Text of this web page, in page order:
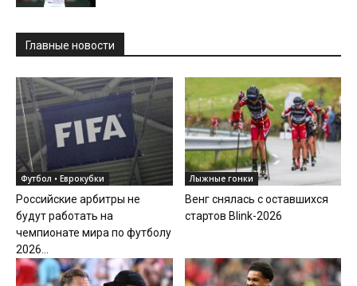
Главные новости
Футбол • Еврокубки
Российские арбитры не
будут работать на
чемпионате мира по футболу
2026...
Лыжные гонки
Венг снялась с оставшихся
стартов Blink-2026